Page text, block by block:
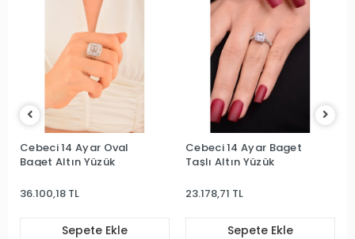
Cebeci 14 Ayar Oval
Baget Altın Yüzük
36.100,18 TL
Sepete Ekle
Cebeci 14 Ayar Baget
Taşlı Altın Yüzük
23.178,71 TL
Sepete Ekle